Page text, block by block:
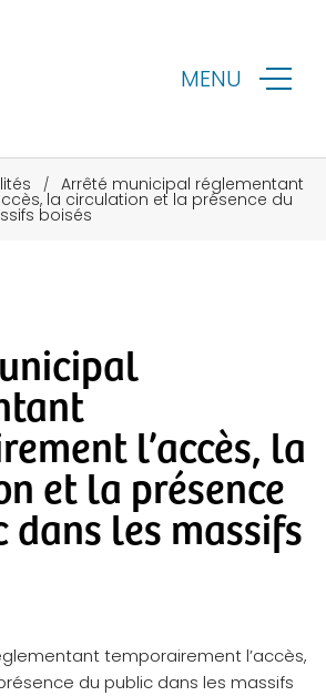
MENU
/ Arrêté municipal réglementant
la circulation et la présence du
boisés
l’accès, la
et la présence
dans les massifs
temporairement l’accès,
du public dans les massifs